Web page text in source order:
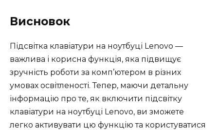
Висновок
Підсвітка клавіатури на ноутбуці Lenovo —
важлива і корисна функція, яка підвищує
зручність роботи за комп’ютером в різних
умовах освітленості. Тепер, маючи детальну
інформацію про те, як включити підсвітку
клавіатури на ноутбуці Lenovo, ви зможете
легко активувати цю функцію та користуватися